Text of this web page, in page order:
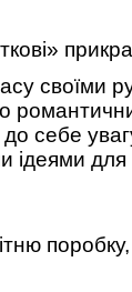
своїми
себе
ідеями для